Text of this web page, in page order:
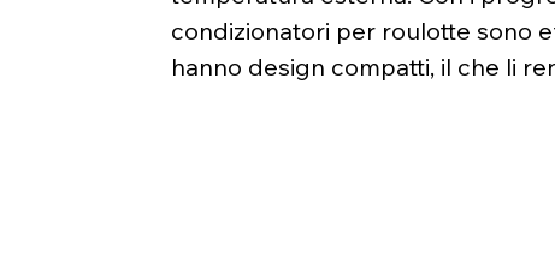
condizionatori per roulotte sono
hanno design compatti, il che li